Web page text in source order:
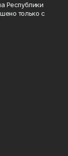
Республики
только с